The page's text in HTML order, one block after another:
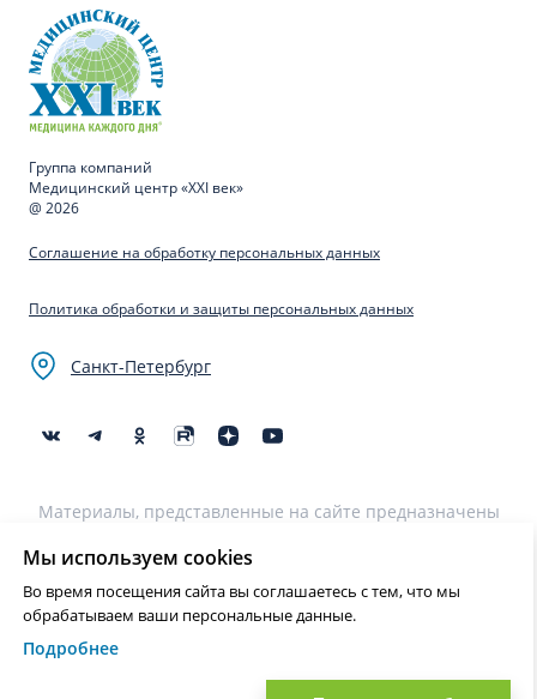
Группа компаний
Медицинский центр «XXI век»
@ 2026
Соглашение на обработку персональных данных
Политика обработки и защиты персональных данных
Санкт-Петербург
Материалы, представленные на сайте предназначены
использованы для постановки диагноза, назначения
лечения и не являются медицинскими рекомендациями.
Необходима консультация специалиста.
Нашли ошибку? Выделите текст и нажмите Ctrl+Enter или на ссылку
Мы используем cookies
Во время посещения сайта вы соглашаетесь с тем, что мы
обрабатываем ваши персональные данные.
Подробнее